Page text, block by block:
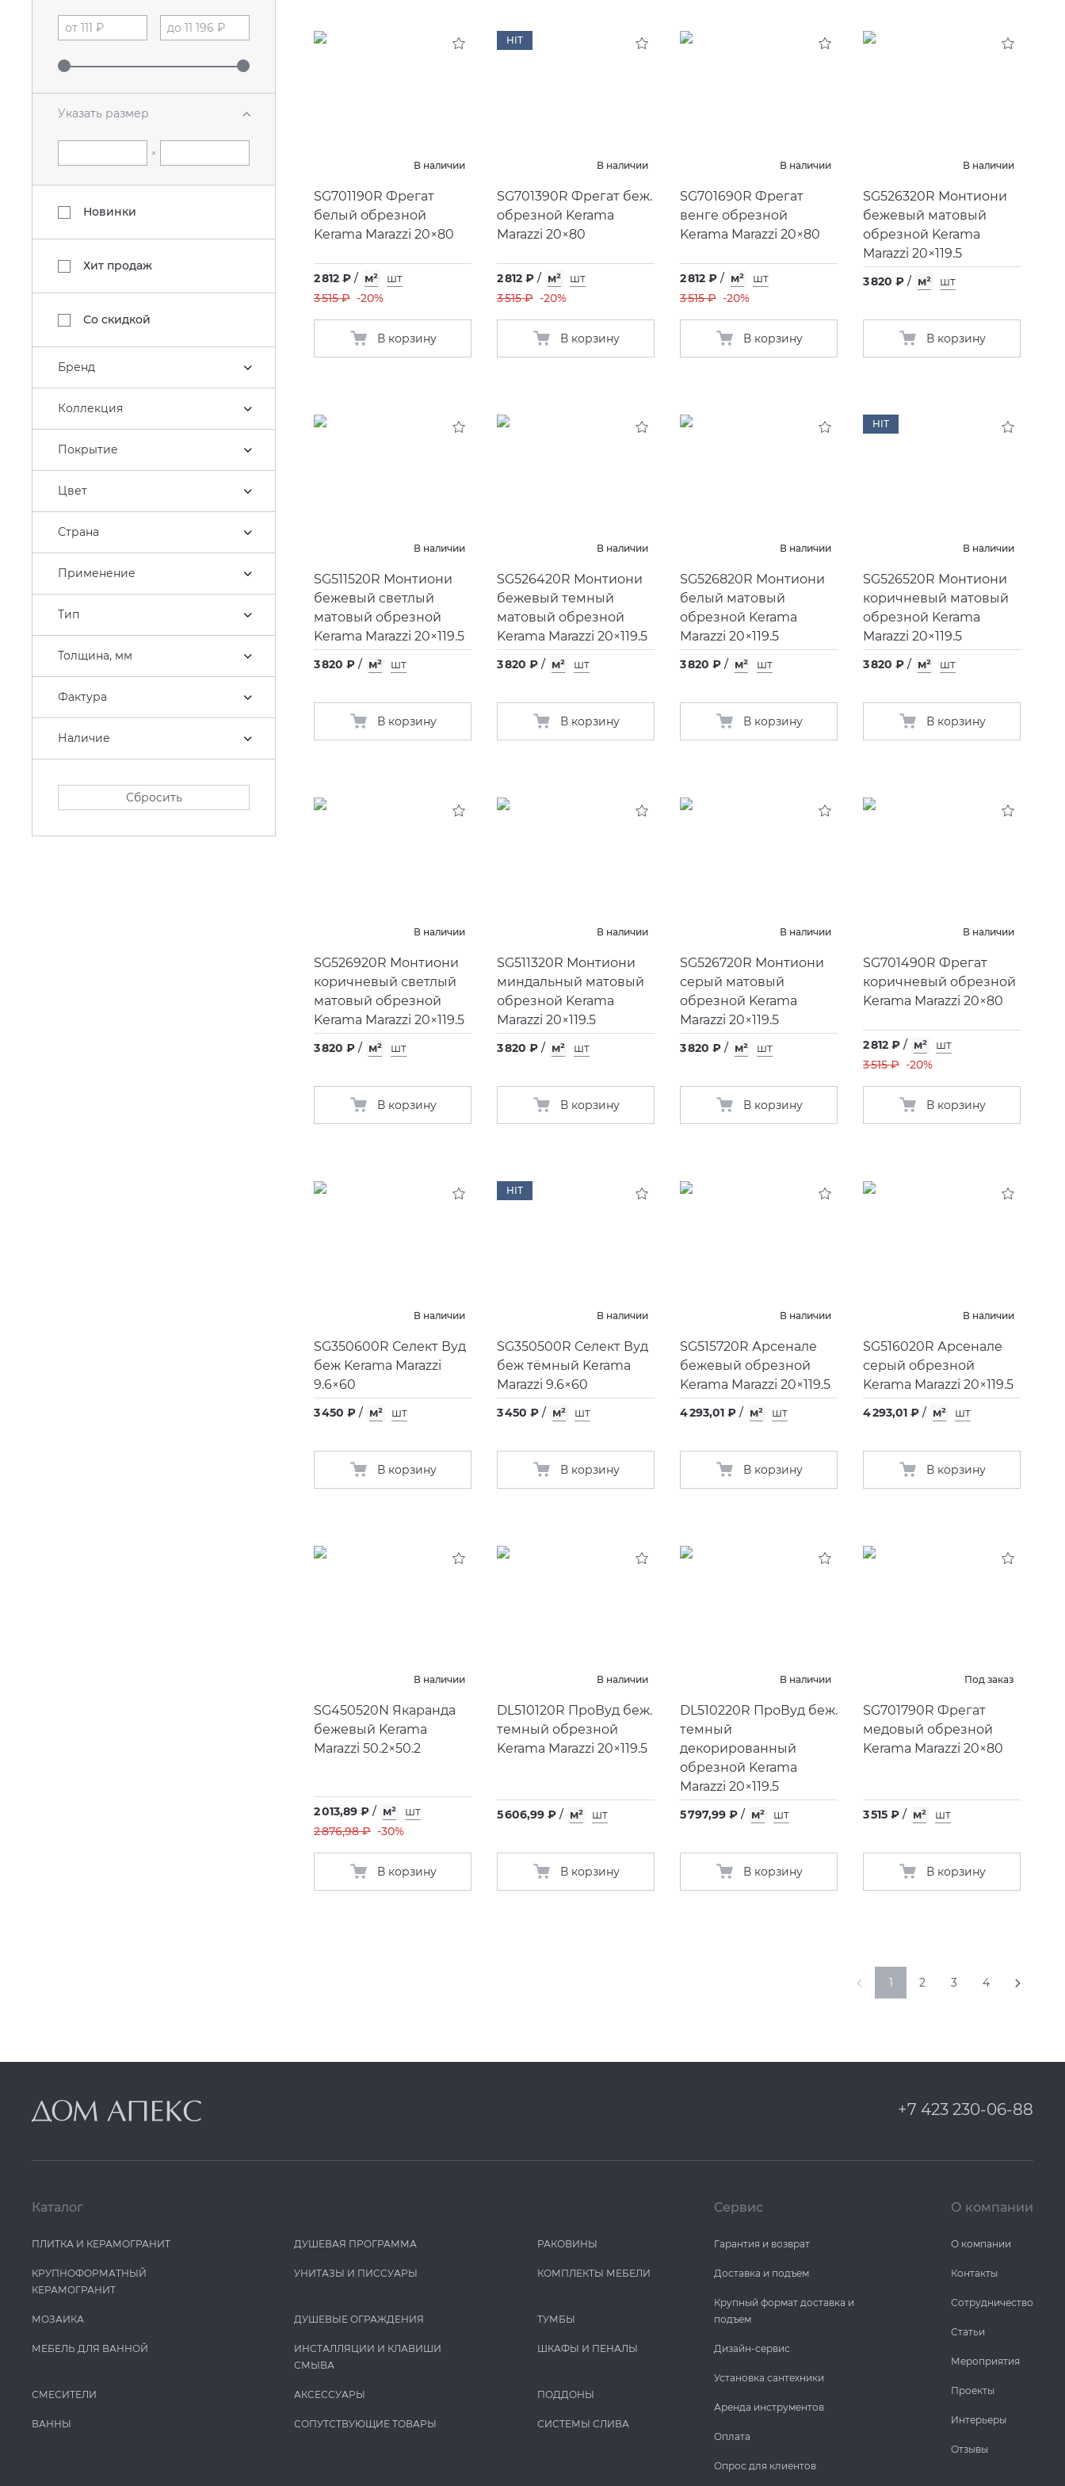
Указать размер
×
Новинки
Хит продаж
Со скидкой
Бренд
Коллекция
Покрытие
Цвет
Страна
Применение
Тип
Толщина, мм
Фактура
Наличие
Сбросить
В наличии
SG701190R Фрегат
белый обрезной
Kerama Marazzi 20×80
2 812 ₽ / м²
шт
3 515 ₽ -20%
В корзину
HIT
В наличии
SG701390R Фрегат беж.
обрезной Kerama
Marazzi 20×80
2 812 ₽ / м²
шт
3 515 ₽ -20%
В корзину
В наличии
SG701690R Фрегат
венге обрезной
Kerama Marazzi 20×80
2 812 ₽ / м²
шт
3 515 ₽ -20%
В корзину
В наличии
SG526320R Монтиони
бежевый матовый
обрезной Kerama
Marazzi 20×119.5
3 820 ₽ / м² шт
В корзину
В наличии
SG511520R Монтиони
бежевый светлый
матовый обрезной
Kerama Marazzi 20×119.5
3 820 ₽ / м² шт
В корзину
В наличии
SG526420R Монтиони
бежевый темный
матовый обрезной
Kerama Marazzi 20×119.5
3 820 ₽ / м² шт
В корзину
В наличии
SG526820R Монтиони
белый матовый
обрезной Kerama
Marazzi 20×119.5
3 820 ₽ / м² шт
В корзину
HIT
В наличии
SG526520R Монтиони
коричневый матовый
обрезной Kerama
Marazzi 20×119.5
3 820 ₽ / м² шт
В корзину
В наличии
SG526920R Монтиони
коричневый светлый
матовый обрезной
Kerama Marazzi 20×119.5
3 820 ₽ / м² шт
В корзину
В наличии
SG511320R Монтиони
миндальный матовый
обрезной Kerama
Marazzi 20×119.5
3 820 ₽ / м² шт
В корзину
В наличии
SG526720R Монтиони
серый матовый
обрезной Kerama
Marazzi 20×119.5
3 820 ₽ / м² шт
В корзину
В наличии
SG701490R Фрегат
коричневый обрезной
Kerama Marazzi 20×80
2 812 ₽ / м²
шт
3 515 ₽ -20%
В корзину
В наличии
SG350600R Селект Вуд
беж Kerama Marazzi
9.6×60
3 450 ₽ / м² шт
В корзину
HIT
В наличии
SG350500R Селект Вуд
беж тёмный Kerama
Marazzi 9.6×60
3 450 ₽ / м² шт
В корзину
В наличии
SG515720R Арсенале
бежевый обрезной
Kerama Marazzi 20×119.5
4 293,01 ₽ / м² шт
В корзину
В наличии
SG516020R Арсенале
серый обрезной
Kerama Marazzi 20×119.5
4 293,01 ₽ / м² шт
В корзину
В наличии
SG450520N Якаранда
бежевый Kerama
Marazzi 50.2×50.2
2 013,89 ₽ / м²
шт
2 876,98 ₽ -30%
В корзину
В наличии
DL510120R ПроВуд беж.
темный обрезной
Kerama Marazzi 20×119.5
5 606,99 ₽ / м² шт
В корзину
В наличии
DL510220R ПроВуд беж.
темный
декорированный
обрезной Kerama
Marazzi 20×119.5
5 797,99 ₽ / м² шт
В корзину
Под заказ
SG701790R Фрегат
медовый обрезной
Kerama Marazzi 20×80
3 515 ₽ / м² шт
В корзину
1 2 3 4
+7 423 230-06-88
Каталог
ПЛИТКА И КЕРАМОГРАНИТ
КРУПНОФОРМАТНЫЙ
КЕРАМОГРАНИТ
МОЗАИКА
МЕБЕЛЬ ДЛЯ ВАННОЙ
СМЕСИТЕЛИ
ВАННЫ
ДУШЕВАЯ ПРОГРАММА
УНИТАЗЫ И ПИCCУАРЫ
ДУШЕВЫЕ ОГРАЖДЕНИЯ
ИНСТАЛЛЯЦИИ И КЛАВИШИ
СМЫВА
АКСЕССУАРЫ
СОПУТСТВУЮЩИЕ ТОВАРЫ
РАКОВИНЫ
КОМПЛЕКТЫ МЕБЕЛИ
ТУМБЫ
ШКАФЫ И ПЕНАЛЫ
ПОДДОНЫ
СИСТЕМЫ СЛИВА
Сервис
Гарантия и возврат
Доставка и подъем
Крупный формат доставка и
подъем
Дизайн-сервис
Установка сантехники
Аренда инструментов
Оплата
Опрос для клиентов
О компании
О компании
Контакты
Сотрудничество
Статьи
Мероприятия
Проекты
Интерьеры
Отзывы